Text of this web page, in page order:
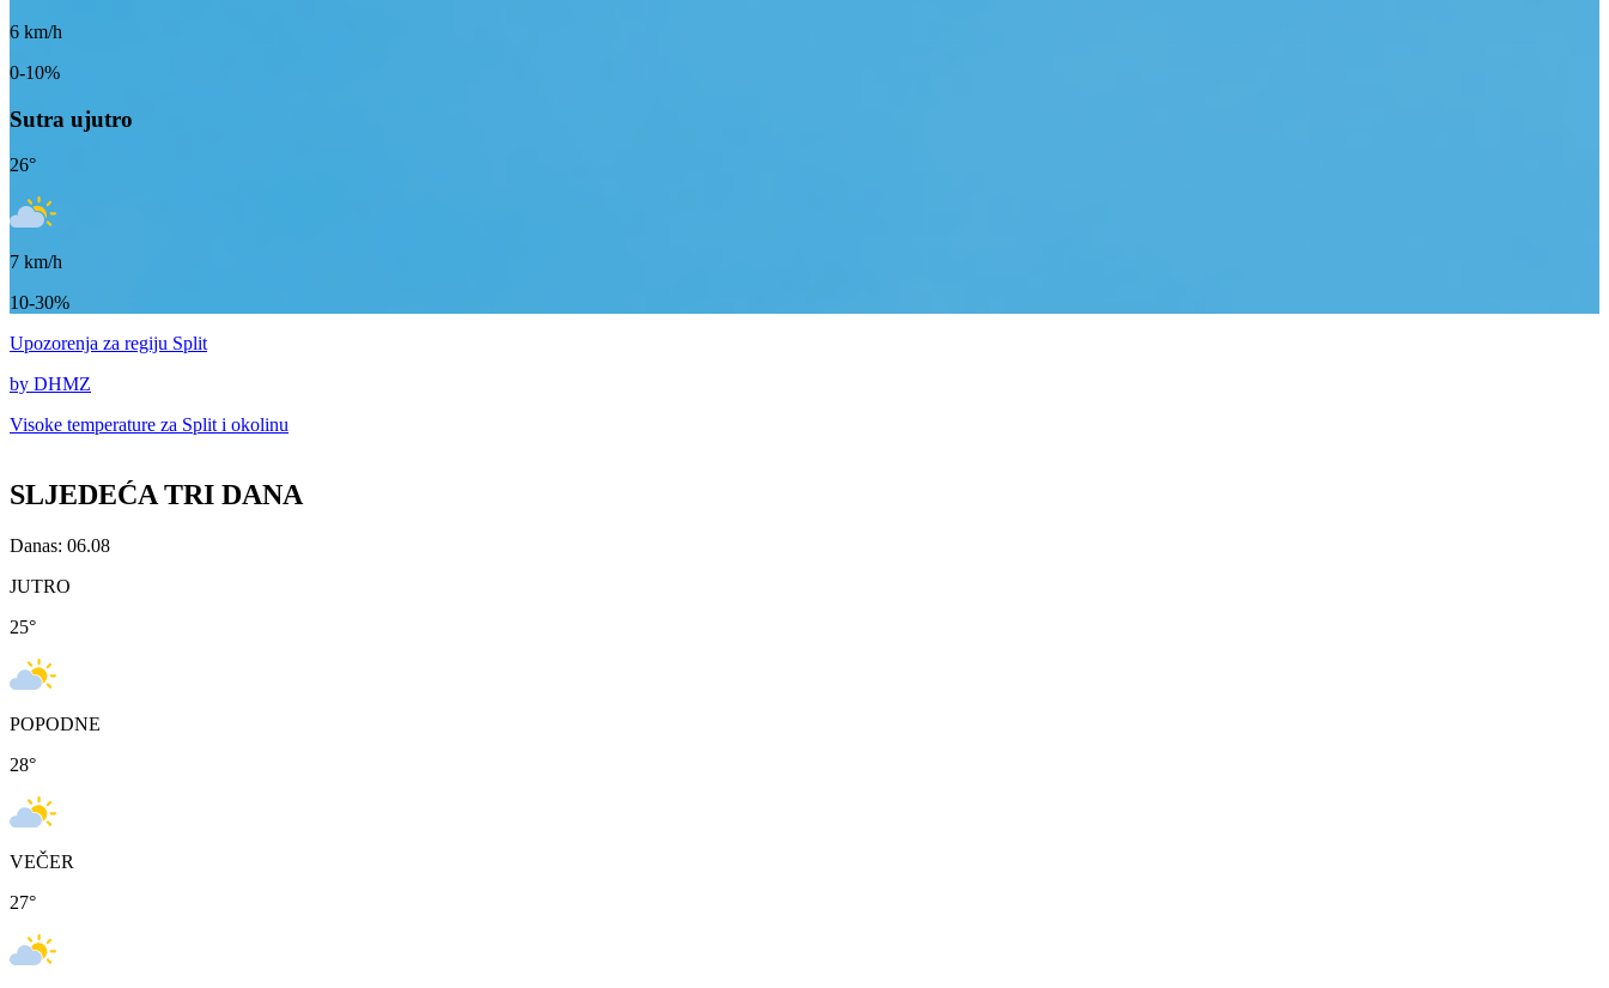
6 km/h
0-10%
Sutra ujutro
26°
7 km/h
10-30%
Upozorenja za regiju Split
by DHMZ
Visoke temperature za Split i okolinu
SLJEDEĆA TRI DANA
Danas: 06.08
JUTRO
25°
POPODNE
28°
VEČER
27°